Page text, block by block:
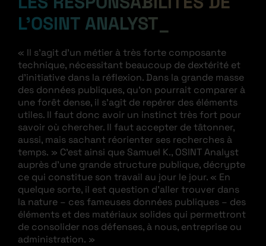
L’OSINT ANALYST
« Il s’agit d’un métier à très forte composante
technique, nécessitant beaucoup de dextérité et
d’initiative dans la réflexion. Dans la grande masse
des données publiques, qu’on pourrait comparer à
une forêt dense, il s’agit de repérer des éléments
utiles. Il faut donc avoir un instinct très fort pour
savoir où chercher. Il faut accepter de tâtonner,
aussi, mais sachant réorienter ses recherches à
temps. » C’est ainsi que Samuel K., OSINT Analyst
auprès d’une grande structure publique, décrypte
ce qui constitue son travail au jour le jour. « En
quelque sorte, il est question d’aller trouver dans
la nature – ces fameuses données publiques – des
éléments et des matériaux solides qui permettront
de consolider nos défenses, à nous, entreprise ou
administration. »